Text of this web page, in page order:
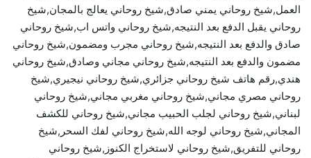
العمل,شيخ روحاني يمني صادق,شيخ روحاني يعالج بالمجان,شيخ
روحاني يقبل الدفع بعد النتيجه,شيخ روحاني واتس اب,شيخ روحاني
صادق والدفع بعد النتيجه,شيخ روحاني مجرب ومضمون,شيخ روحاني
مضمون والدفع بعد النتيجه,شيخ روحاني مجاني وصادق,شيخ روحاني
هندي,رقم هاتف شيخ روحاني جزائري,شيخ روحاني نيجيري,شيخ
روحاني مصري مجاني,شيخ روحاني مغربي مجاني,شيخ روحاني
لبناني,شيخ روحاني لجلب الحبيب مجاني,شيخ روحاني للكشف
المجاني,شيخ روحاني لوجه الله,شيخ روحاني لفك السحر,شيخ
روحاني للتفريق,شيخ روحاني لاستخراج الكنوز,شيخ روحاني